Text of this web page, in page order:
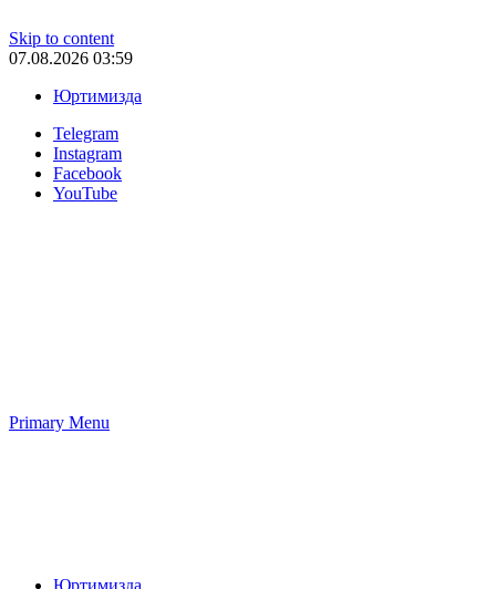
Skip to content
07.08.2026 03:59
Юртимизда
Telegram
Instagram
Facebook
YouTube
Primary Menu
Юртимизда